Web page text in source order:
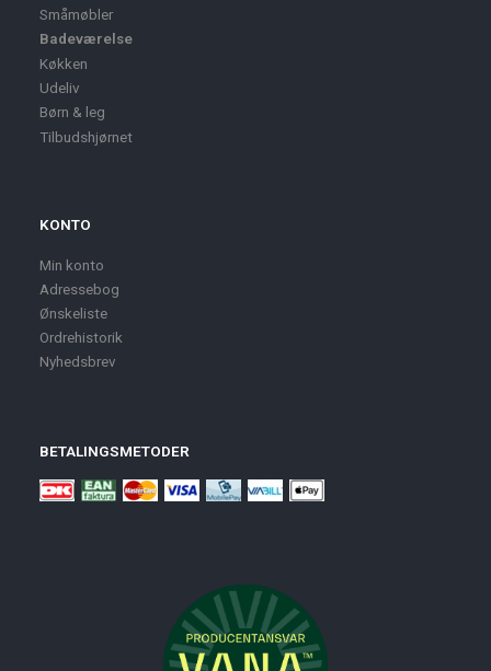
Småmøbler
Badeværelse
Køkken
Udeliv
Børn & leg
Tilbudshjørnet
KONTO
Min konto
Adressebog
Ønskeliste
Ordrehistorik
Nyhedsbrev
BETALINGSMETODER